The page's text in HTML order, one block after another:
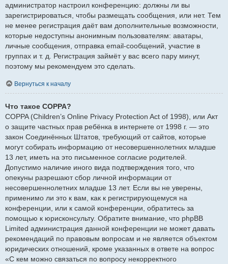
администратор настроил конференцию: должны ли вы
зарегистрироваться, чтобы размещать сообщения, или нет. Тем
не менее регистрация даёт вам дополнительные возможности,
которые недоступны анонимным пользователям: аватары,
личные сообщения, отправка email-сообщений, участие в
группах и т. д. Регистрация займёт у вас всего пару минут,
поэтому мы рекомендуем это сделать.
Вернуться к началу
Что такое COPPA?
COPPA (Children’s Online Privacy Protection Act of 1998), или Акт
о защите частных прав ребёнка в интернете от 1998 г. — это
закон Соединённых Штатов, требующий от сайтов, которые
могут собирать информацию от несовершеннолетних младше
13 лет, иметь на это письменное согласие родителей.
Допустимо наличие иного вида подтверждения того, что
опекуны разрешают сбор личной информации от
несовершеннолетних младше 13 лет. Если вы не уверены,
применимо ли это к вам, как к регистрирующемуся на
конференции, или к самой конференции, обратитесь за
помощью к юрисконсульту. Обратите внимание, что phpBB
Limited администрация данной конференции не может давать
рекомендаций по правовым вопросам и не является объектом
юридических отношений, кроме указанных в ответе на вопрос
«С кем можно связаться по вопросу некорректного